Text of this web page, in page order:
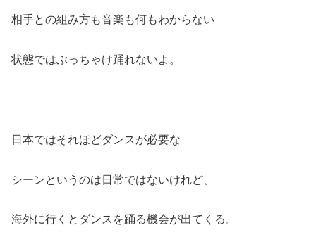
相手との組み方も音楽も何もわからない
状態ではぶっちゃけ踊れないよ。
日本ではそれほどダンスが必要な
シーンというのは日常ではないけれど、
海外に行くとダンスを踊る機会が出てくる。